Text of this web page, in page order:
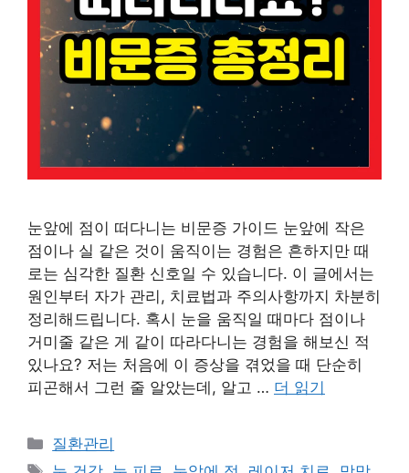
눈앞에 점이 떠다니는 비문증 가이드 눈앞에 작은
점이나 실 같은 것이 움직이는 경험은 흔하지만 때
로는 심각한 질환 신호일 수 있습니다. 이 글에서는
원인부터 자가 관리, 치료법과 주의사항까지 차분히
정리해드립니다. 혹시 눈을 움직일 때마다 점이나
거미줄 같은 게 같이 따라다니는 경험을 해보신 적
있나요? 저는 처음에 이 증상을 겪었을 때 단순히
피곤해서 그런 줄 알았는데, 알고 … 더 읽기
카
테
질환관리
태